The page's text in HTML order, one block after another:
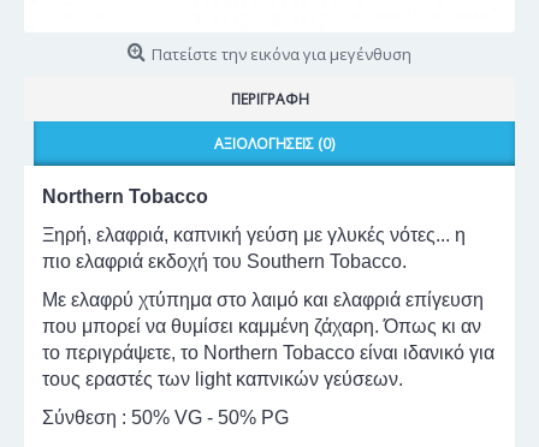
Πατείστε την εικόνα για μεγένθυση
ΠΕΡΙΓΡΑΦΉ
ΑΞΙΟΛΟΓΉΣΕΙΣ (0)
Northern Tobacco
Ξηρή, ελαφριά, καπνική γεύση με γλυκές νότες... η
πιο ελαφριά εκδοχή του Southern Tobacco.
Με ελαφρύ χτύπημα στο λαιμό και ελαφριά επίγευση
που μπορεί να θυμίσει καμμένη ζάχαρη. Όπως κι αν
το περιγράψετε, το Northern Tobacco είναι ιδανικό για
τους εραστές των light καπνικών γεύσεων.
Σύνθεση : 50% VG - 50% PG